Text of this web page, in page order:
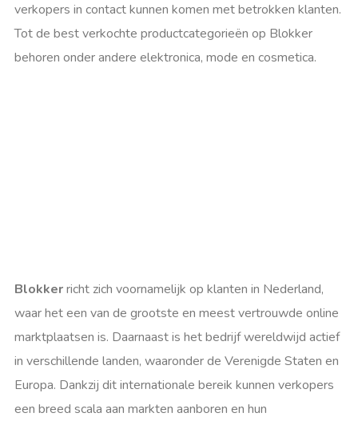
verkopers in contact kunnen komen met betrokken klanten.
Tot de best verkochte productcategorieën op Blokker
behoren onder andere elektronica, mode en cosmetica.
Blokkerricht zich voornamelijk op klanten in Nederland,
waar het een van de grootste en meest vertrouwde online
marktplaatsen is. Daarnaast is het bedrijf wereldwijd actief
in verschillende landen, waaronder de Verenigde Staten en
Europa. Dankzij dit internationale bereik kunnen verkopers
een breed scala aan markten aanboren en hun